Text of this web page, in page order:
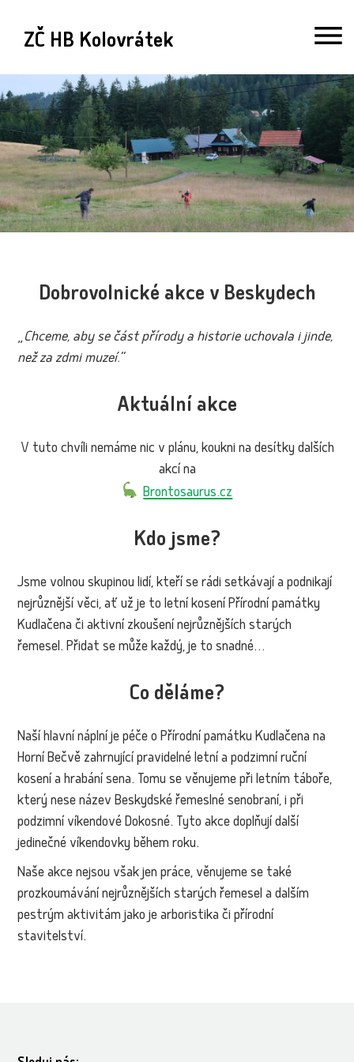
ZČ HB Kolovrátek
Dobrovolnické akce v Beskydech
„Chceme, aby se část přírody a historie uchovala i jinde,
než za zdmi muzeí.“
Aktuální akce
V tuto chvíli nemáme nic v plánu, koukni na desítky dalších
akcí na
Brontosaurus.cz
Kdo jsme?
Jsme volnou skupinou lidí, kteří se rádi setkávají a podnikají
nejrůznější věci, ať už je to letní kosení Přírodní památky
Kudlačena či aktivní zkoušení nejrůznějších starých
řemesel. Přidat se může každý, je to snadné…
Co děláme?
Naší hlavní náplní je péče o Přírodní památku Kudlačena na
Horní Bečvě zahrnující pravidelné letní a podzimní ruční
kosení a hrabání sena. Tomu se věnujeme při letním táboře,
který nese název Beskydské řemeslné senobraní, i při
podzimní víkendové Dokosné. Tyto akce doplňují další
jedinečné víkendovky během roku.
Naše akce nejsou však jen práce, věnujeme se také
prozkoumávání nejrůznějších starých řemesel a dalším
pestrým aktivitám jako je arboristika či přírodní
stavitelství.